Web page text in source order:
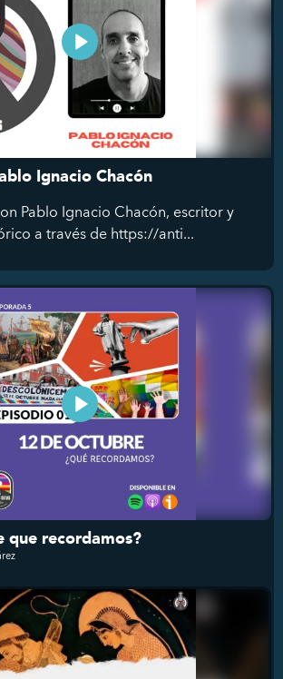
Ignacio Chacón
Pablo Ignacio Chacón, escritor y
a través de https://anti...
que recordamos?